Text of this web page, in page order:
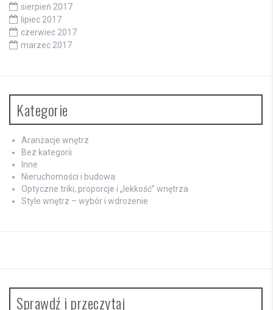
sierpień 2017
lipiec 2017
czerwiec 2017
marzec 2017
Kategorie
Aranżacje wnętrz
Bez kategorii
Inne
Nieruchomości i budowa
Optyczne triki, proporcje i „lekkość” wnętrza
Style wnętrz – wybór i wdrożenie
Sprawdź i przeczytaj